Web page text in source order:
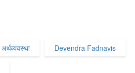
अर्थव्यवस्था Devendra Fadnavis